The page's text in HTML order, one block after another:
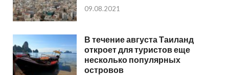
09.08.2021
В течение августа Таиланд
откроет для туристов еще
несколько популярных
островов